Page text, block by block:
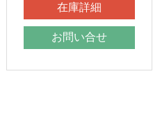
在庫詳細
お問い合せ